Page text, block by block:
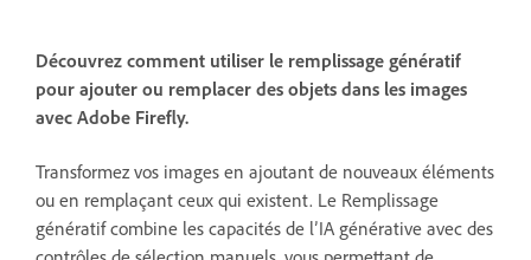
Découvrez comment utiliser le remplissage génératif
pour ajouter ou remplacer des objets dans les images
avec Adobe Firefly.
Transformez vos images en ajoutant de nouveaux éléments
ou en remplaçant ceux qui existent. Le Remplissage
génératif combine les capacités de l’IA générative avec des